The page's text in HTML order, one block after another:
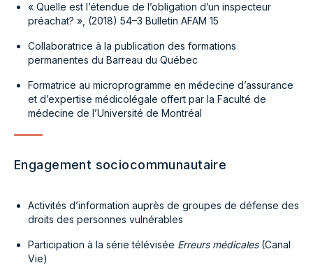
« Quelle est l’étendue de l’obligation d’un inspecteur
préachat? », (2018) 54–3 Bulletin AFAM 15
Collaboratrice à la publication des formations
permanentes du Barreau du Québec
Formatrice au microprogramme en médecine d’assurance
et d’expertise médicolégale offert par la Faculté de
médecine de l’Université de Montréal
Engagement sociocommunautaire
Activités d’information auprès de groupes de défense des
droits des personnes vulnérables
Participation à la série télévisée Erreurs médicales(Canal
Vie)